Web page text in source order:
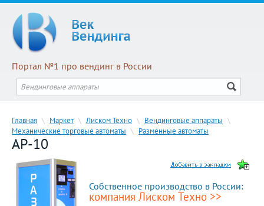
Портал №1 про вендинг в России
Главная \ Маркет \ Лиском Техно \ Вендинговые аппараты \
Механические торговые автоматы \ Разменные автоматы
АР-10
Собственное производство в России:
компания Лиском Техно >>